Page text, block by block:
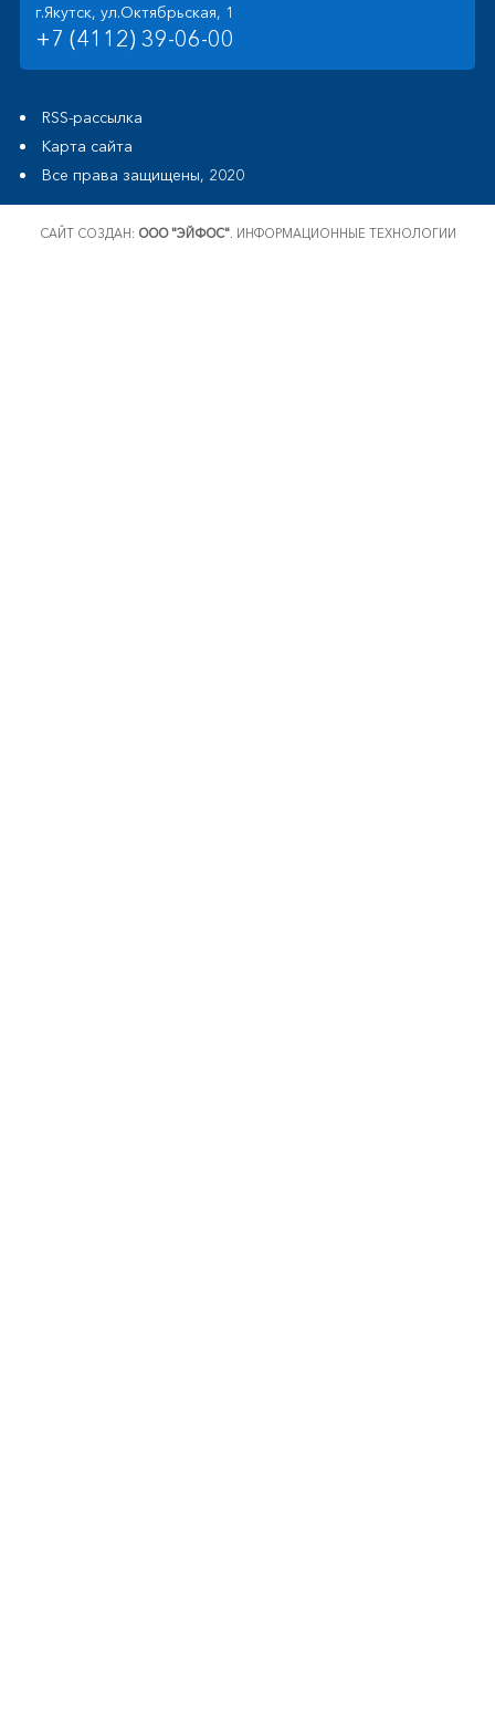
г.Якутск, ул.Октябрьская, 1
+7 (4112) 39-06-00
RSS-рассылка
Карта сайта
Все права защищены, 2020
САЙТ СОЗДАН: ООО "ЭЙФОС". ИНФОРМАЦИОННЫЕ ТЕХНОЛОГИИ